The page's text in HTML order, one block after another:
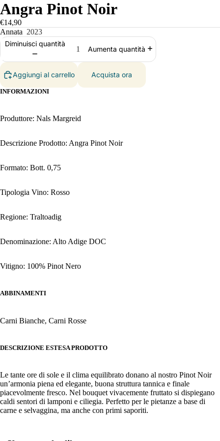
Angra Pinot Noir
€14,90
Annata 2023
Diminuisci quantità
Aumenta quantità
Aggiungi al carrello Acquista ora
INFORMAZIONI
Produttore: Nals Margreid
Descrizione Prodotto: Angra Pinot Noir
Formato: Bott. 0,75
Tipologia Vino: Rosso
Regione: Traltoadig
Denominazione: Alto Adige DOC
Vitigno: 100% Pinot Nero
ABBINAMENTI
Carni Bianche, Carni Rosse
DESCRIZIONE ESTESA PRODOTTO
Le tante ore di sole e il clima equilibrato donano al nostro Pinot Noir
un’armonia piena ed elegante, buona struttura tannica e finale
piacevolmente fresco. Nel bouquet vivacemente fruttato si dispiegano
caldi sentori di lamponi e ciliegia. Perfetto per le pietanze a base di
carne e selvaggina, ma anche con primi saporiti.